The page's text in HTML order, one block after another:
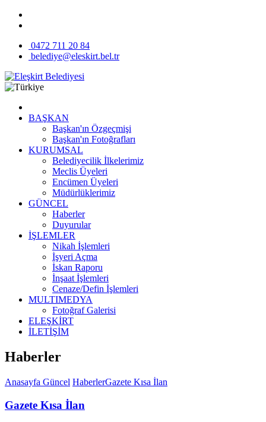
0472 711 20 84
belediye@eleskirt.bel.tr
BAŞKAN
Başkan'ın Özgeçmişi
Başkan'ın Fotoğrafları
KURUMSAL
Belediyecilik İlkelerimiz
Meclis Üyeleri
Encümen Üyeleri
Müdürlüklerimiz
GÜNCEL
Haberler
Duyurular
İŞLEMLER
Nikah İşlemleri
İşyeri Açma
İskan Raporu
İnşaat İşlemleri
Cenaze/Defin İşlemleri
MULTIMEDYA
Fotoğraf Galerisi
ELEŞKİRT
İLETİŞİM
Haberler
Anasayfa Güncel HaberlerGazete Kısa İlan
Gazete Kısa İlan